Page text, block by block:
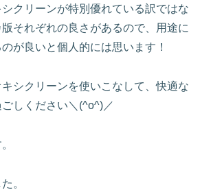
クリーンが特別優れている訳ではな
それぞれの良さがあるので、用途に
が良いと個人的には思います！
シクリーンを使いこなして、快適な
しください＼(^o^)／
。